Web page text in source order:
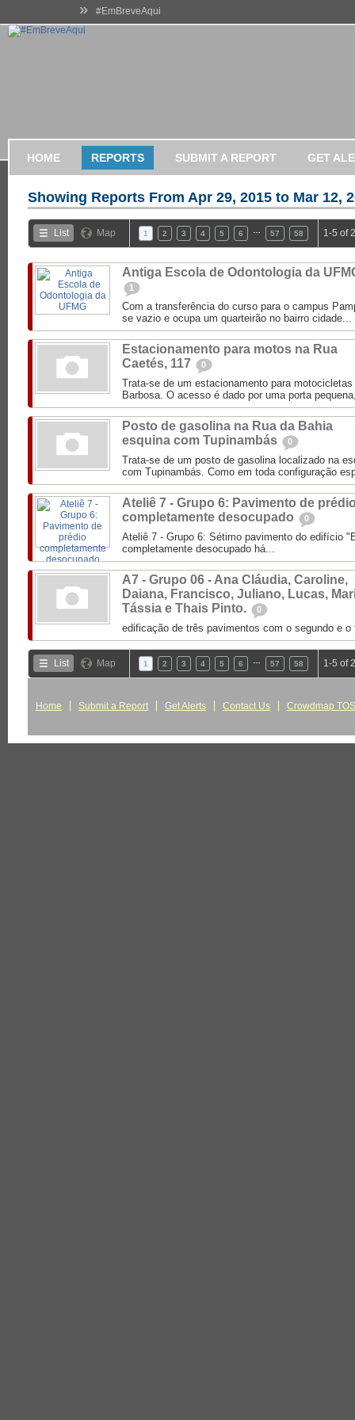
» #EmBreveAqui
HOME REPORTS SUBMIT A REPORT GET
Showing Reports From Apr 29, 2015 to Mar 12,
List Map 1 2 3 4 5 6 57 58 1-5 of
Antiga Escola de Odontologia da
1
Com a transferência do curso para o campus
se vazio e ocupa um quarteirão no bairro cidade...
Estacionamento para motos na Rua
Caetés, 117
0
Trata-se de um estacionamento para
Barbosa. O acesso é dado por uma porta
Posto de gasolina na Rua da Bahia
esquina com Tupinambás
0
Trata-se de um posto de gasolina localizado na
com Tupinambás. Como em toda configuração
Ateliê 7 - Grupo 6: Pavimento de
completamente desocupado
0
Ateliê 7 - Grupo 6: Sétimo pavimento do edifício
completamente desocupado há...
A7 - Grupo 06 - Ana Cláudia, Caroline,
Daiana, Francisco, Juliano, Lucas,
Tássia e Thais Pinto.
0
edificação de três pavimentos com o segundo e o
List Map 1 2 3 4 5 6 57 58 1-5 of
Home Submit a Report Get Alerts Contact Us Crowdmap TOS